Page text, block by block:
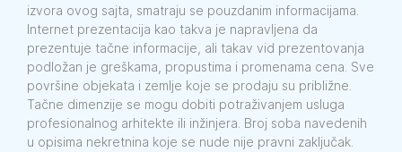
izvora ovog sajta, smatraju se pouzdanim informacijama.
Internet prezentacija kao takva je napravljena da
prezentuje tačne informacije, ali takav vid prezentovanja
podložan je greškama, propustima i promenama cena. Sve
površine objekata i zemlje koje se prodaju su približne.
Tačne dimenzije se mogu dobiti potraživanjem usluga
profesionalnog arhitekte ili inžinjera. Broj soba navedenih
u opisima nekretnina koje se nude nije pravni zaključak.